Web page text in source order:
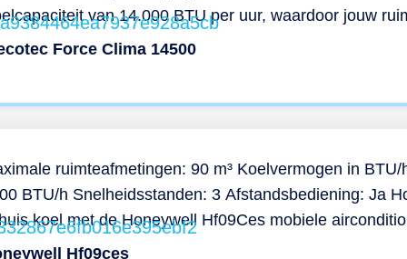
van 14.000 BTU per uur, waardoor jouw
en effectief wordt afgekoeld. Daarnaast is de airco
bereiken in die ruimte. Naast de koel- en
beschikt de Force Clima 14500 over
nachtmodus en een ontvochtigingsfunctie waarmee
31 liter vocht per dag wordt verwijderd.
Force Clima 14500
ruimteafmetingen: 90 m³ Koelvermogen in BTU/
BTU/h Snelheidsstanden: 3 Afstandsbediening: Ja
koel met de Honeywell Hf09Ces mobiele
met handig display, koel-, ventilatie- en
Hf09ces